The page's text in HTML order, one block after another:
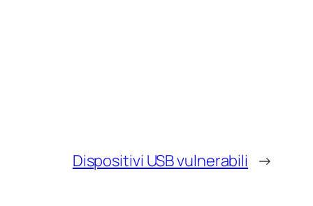
Dispositivi USB vulnerabili →